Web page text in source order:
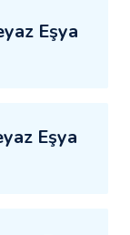
Eşya
Eşya